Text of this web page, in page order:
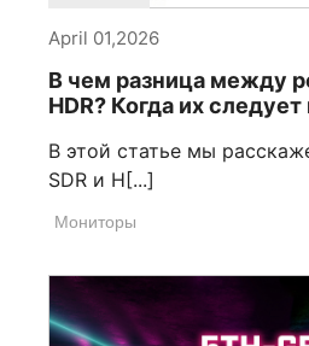
April 01,2026
В чем разница между
HDR? Когда их
В этой статье мы
SDR и H[...]
Мониторы